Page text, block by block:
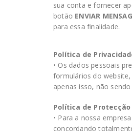
sua conta e fornecer
botão ENVIAR
para essa finalidade.
Política de
• Os dados pessoais
formulários do
apenas isso, não
Política de Protecção
• Para a nossa
concordando